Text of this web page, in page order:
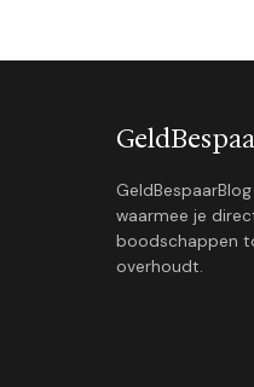
waarmee je
boodschappen
overhoudt.